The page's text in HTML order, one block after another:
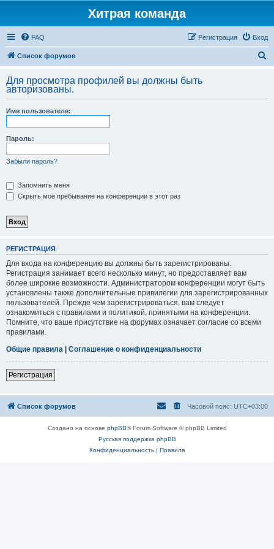
Хитрая команда
FAQ Вход
Регистрация
Список форумов
с
Для просмотра профилей вы должны быть
авторизованы.
Имя пользователя:
Пароль:
Забыли пароль?
Запомнить меня
Скрыть моё пребывание на конференции в этот раз
РЕГИСТРАЦИЯ
Для входа на конференцию вы должны быть зарегистрированы.
Регистрация занимает всего несколько минут, но предоставляет вам
более широкие возможности. Администратором конференции могут быть
установлены также дополнительные привилегии для зарегистрированных
пользователей. Прежде чем зарегистрироваться, вам следует
ознакомиться с правилами и политикой, принятыми на конференции.
Помните, что ваше присутствие на форумах означает согласие со всеми
правилами.
Общие правила | Соглашение о конфиденциальности
Регистрация
Список форумов Часовой пояс: UTC+03:00
Создано на основе phpBB® Forum Software © phpBB Limited
Русская поддержка phpBB
Конфиденциальность| Правила